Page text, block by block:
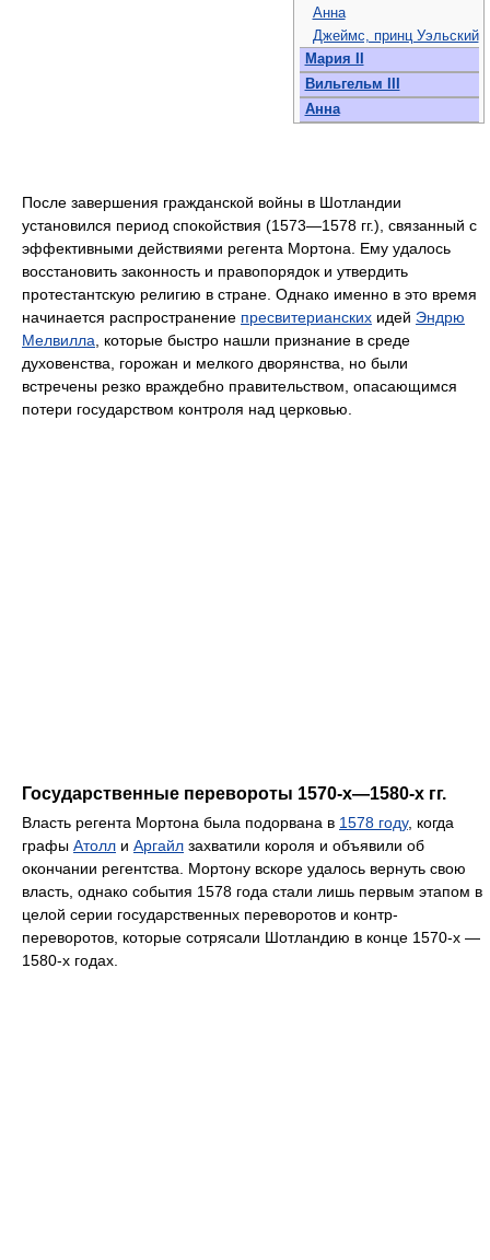
Анна
Джеймс, принц Уэльский
Мария II
Вильгельм III
Анна
После завершения гражданской войны в Шотландии
установился период спокойствия (1573—1578 гг.), связанный с
эффективными действиями регента Мортона. Ему удалось
восстановить законность и правопорядок и утвердить
протестантскую религию в стране. Однако именно в это время
начинается распространение пресвитерианских идей Эндрю
Мелвилла , которые быстро нашли признание в среде
духовенства, горожан и мелкого дворянства, но были
встречены резко враждебно правительством, опасающимся
потери государством контроля над церковью.
Государственные перевороты 1570-х—1580-х гг.
Власть регента Мортона была подорвана в 1578 году, когда
графы Атолл и Аргайл захватили короля и объявили об
окончании регентства. Мортону вскоре удалось вернуть свою
власть, однако события 1578 года стали лишь первым этапом в
целой серии государственных переворотов и контр-
переворотов, которые сотрясали Шотландию в конце 1570-х —
1580-х годах.